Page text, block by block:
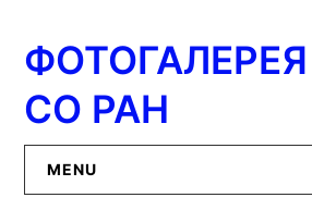
содержимому
СО РАН
MENU